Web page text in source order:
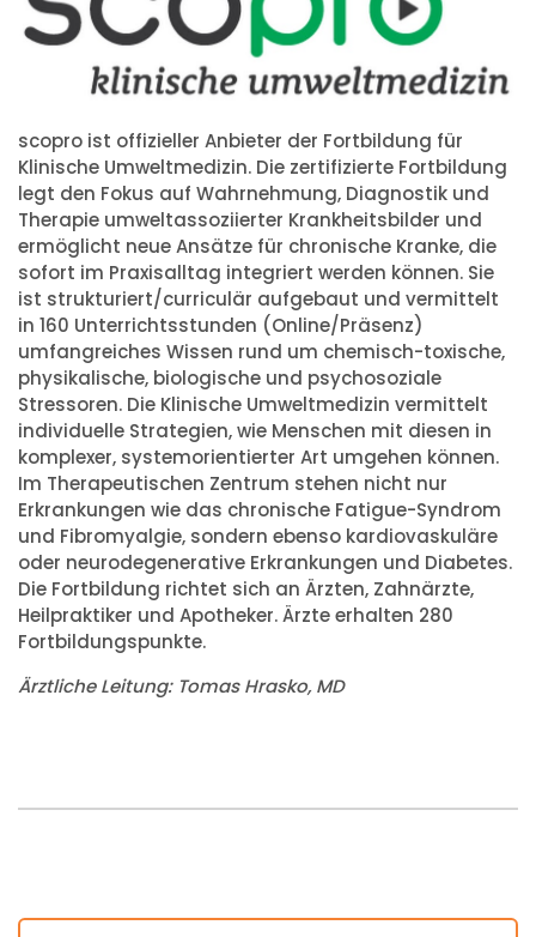
scopro ist offizieller Anbieter der Fortbildung für
Klinische Umweltmedizin. Die zertifizierte Fortbildung
legt den Fokus auf Wahrnehmung, Diagnostik und
Therapie umweltassoziierter Krankheitsbilder und
ermöglicht neue Ansätze für chronische Kranke, die
sofort im Praxisalltag integriert werden können. Sie
ist strukturiert/curriculär aufgebaut und vermittelt
in 160 Unterrichtsstunden (Online/Präsenz)
umfangreiches Wissen rund um chemisch-toxische,
physikalische, biologische und psychosoziale
Stressoren. Die Klinische Umweltmedizin vermittelt
individuelle Strategien, wie Menschen mit diesen in
komplexer, systemorientierter Art umgehen können.
Im Therapeutischen Zentrum stehen nicht nur
Erkrankungen wie das chronische Fatigue-Syndrom
und Fibromyalgie, sondern ebenso kardiovaskuläre
oder neurodegenerative Erkrankungen und Diabetes.
Die Fortbildung richtet sich an Ärzten, Zahnärzte,
Heilpraktiker und Apotheker. Ärzte erhalten 280
Fortbildungspunkte.
Ärztliche Leitung: Tomas Hrasko, MD